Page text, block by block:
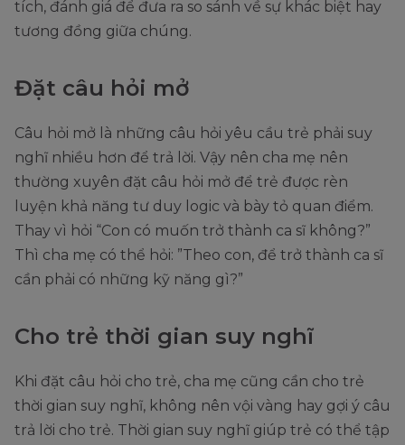
tích, đánh giá để đưa ra so sánh về sự khác biệt hay
tương đồng giữa chúng.
Đặt câu hỏi mở
Câu hỏi mở là những câu hỏi yêu cầu trẻ phải suy
nghĩ nhiều hơn để trả lời. Vậy nên cha mẹ nên
thường xuyên đặt câu hỏi mở để trẻ được rèn
luyện khả năng tư duy logic và bày tỏ quan điểm.
Thay vì hỏi “Con có muốn trở thành ca sĩ không?”
Thì cha mẹ có thể hỏi: ”Theo con, để trở thành ca sĩ
cần phải có những kỹ năng gì?”
Cho trẻ thời gian suy nghĩ
Khi đặt câu hỏi cho trẻ, cha mẹ cũng cần cho trẻ
thời gian suy nghĩ, không nên vội vàng hay gợi ý câu
trả lời cho trẻ. Thời gian suy nghĩ giúp trẻ có thể tập